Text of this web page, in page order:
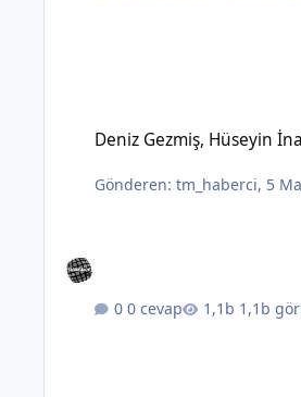
Deniz Gezmiş, Hüseyin
Gönderen:tm_haberci, 5
0 cevap 1,1b